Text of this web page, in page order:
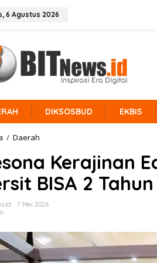
6 Agustus 2026
DIKSOSBUD EKBIS
/ Daerah
s
o
n
a
K
a
j
i
Kerajinan
BISA 2
7 Mei 2026